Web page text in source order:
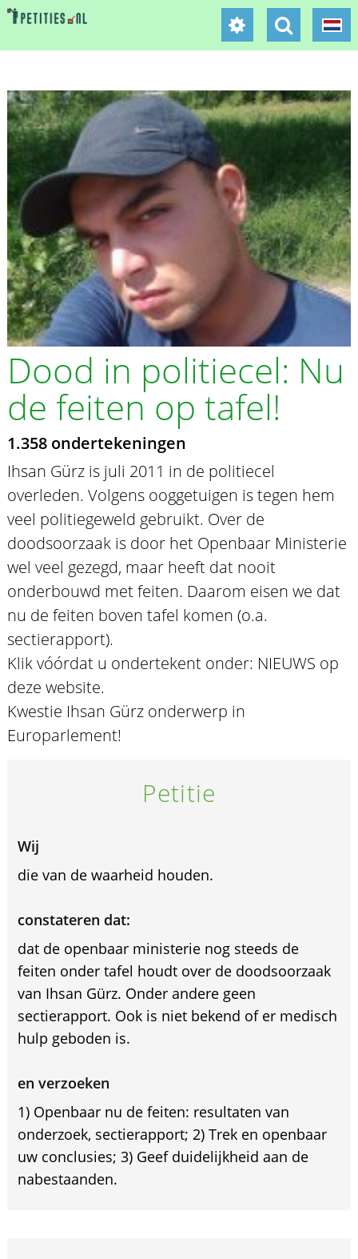
Dood in politiecel: Nu
de feiten op tafel!
1.358 ondertekeningen
Ihsan Gürz is juli 2011 in de politiecel
overleden. Volgens ooggetuigen is tegen hem
veel politiegeweld gebruikt. Over de
doodsoorzaak is door het Openbaar Ministerie
wel veel gezegd, maar heeft dat nooit
onderbouwd met feiten. Daarom eisen we dat
nu de feiten boven tafel komen (o.a.
sectierapport).
Klik vóórdat u ondertekent onder: NIEUWS op
deze website.
Kwestie Ihsan Gürz onderwerp in
Europarlement!
Petitie
Wij
die van de waarheid houden.
constateren dat:
dat de openbaar ministerie nog steeds de
feiten onder tafel houdt over de doodsoorzaak
van Ihsan Gürz. Onder andere geen
sectierapport. Ook is niet bekend of er medisch
hulp geboden is.
en verzoeken
1) Openbaar nu de feiten: resultaten van
onderzoek, sectierapport; 2) Trek en openbaar
uw conclusies; 3) Geef duidelijkheid aan de
nabestaanden.